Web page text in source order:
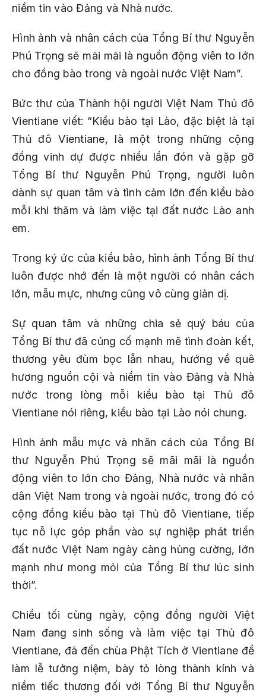
niềm tin vào Đảng và Nhà nước.
Hình ảnh và nhân cách của Tổng Bí thư Nguyễn
Phú Trọng sẽ mãi mãi là nguồn động viên to lớn
cho đồng bào trong và ngoài nước Việt Nam”.
Bức thư của Thành hội người Việt Nam Thủ đô
Vientiane viết: “Kiều bào tại Lào, đặc biệt là tại
Thủ đô Vientiane, là một trong những cộng
đồng vinh dự được nhiều lần đón và gặp gỡ
Tổng Bí thư Nguyễn Phú Trọng, người luôn
dành sự quan tâm và tình cảm lớn đến kiều bào
mỗi khi thăm và làm việc tại đất nước Lào anh
em.
Trong ký ức của kiều bào, hình ảnh Tổng Bí thư
luôn được nhớ đến là một người có nhân cách
lớn, mẫu mực, nhưng cũng vô cùng giản dị.
Sự quan tâm và những chia sẻ quý báu của
Tổng Bí thư đã củng cố mạnh mẽ tình đoàn kết,
thương yêu đùm bọc lẫn nhau, hướng về quê
hương nguồn cội và niềm tin vào Đảng và Nhà
nước trong lòng mỗi kiều bào tại Thủ đô
Vientiane nói riêng, kiều bào tại Lào nói chung.
Hình ảnh mẫu mực và nhân cách của Tổng Bí
thư Nguyễn Phú Trọng sẽ mãi mãi là nguồn
động viên to lớn cho Đảng, Nhà nước và nhân
dân Việt Nam trong và ngoài nước, trong đó có
cộng đồng kiều bào tại Thủ đô Vientiane, tiếp
tục nỗ lực góp phần vào sự nghiệp phát triển
đất nước Việt Nam ngày càng hùng cường, lớn
mạnh như mong mỏi của Tổng Bí thư lúc sinh
thời”.
Chiều tối cùng ngày, cộng đồng người Việt
Nam đang sinh sống và làm việc tại Thủ đô
Vientiane, đã đến chùa Phật Tích ở Vientiane để
làm lễ tưởng niệm, bày tỏ lòng thành kính và
niềm tiếc thương đối với Tổng Bí thư Nguyễn